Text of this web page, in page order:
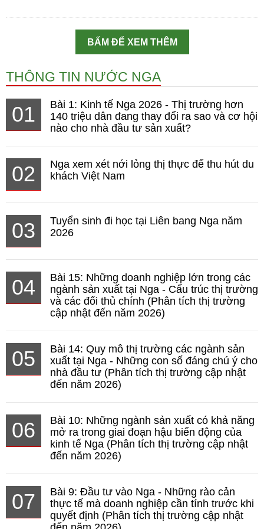
BẤM ĐỂ XEM THÊM
THÔNG TIN NƯỚC NGA
01
Bài 1: Kinh tế Nga 2026 - Thị trường hơn
140 triệu dân đang thay đổi ra sao và cơ hội
nào cho nhà đầu tư sản xuất?
02
Nga xem xét nới lỏng thị thực để thu hút du
khách Việt Nam
03
Tuyển sinh đi học tại Liên bang Nga năm
2026
04
Bài 15: Những doanh nghiệp lớn trong các
ngành sản xuất tại Nga - Cấu trúc thị trường
và các đối thủ chính (Phân tích thị trường
cập nhật đến năm 2026)
05
Bài 14: Quy mô thị trường các ngành sản
xuất tại Nga - Những con số đáng chú ý cho
nhà đầu tư (Phân tích thị trường cập nhật
đến năm 2026)
06
Bài 10: Những ngành sản xuất có khả năng
mở ra trong giai đoạn hậu biến động của
kinh tế Nga (Phân tích thị trường cập nhật
đến năm 2026)
07
Bài 9: Đầu tư vào Nga - Những rào cản
thực tế mà doanh nghiệp cần tính trước khi
quyết định (Phân tích thị trường cập nhật